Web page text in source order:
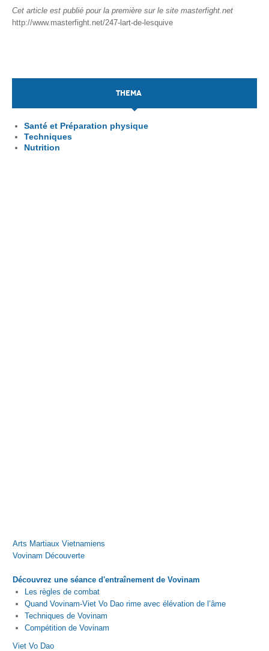
Cet article est publié pour la première sur le site masterfight.net
http://www.masterfight.net/247-lart-de-lesquive
THEMA
Santé et Préparation physique
Techniques
Nutrition
Arts Martiaux Vietnamiens
Vovinam Découverte
Découvrez une séance d'entraînement de Vovinam
Les règles de combat
Quand Vovinam-Viet Vo Dao rime avec élévation de l’âme
Techniques de Vovinam
Compétition de Vovinam
Viet Vo Dao